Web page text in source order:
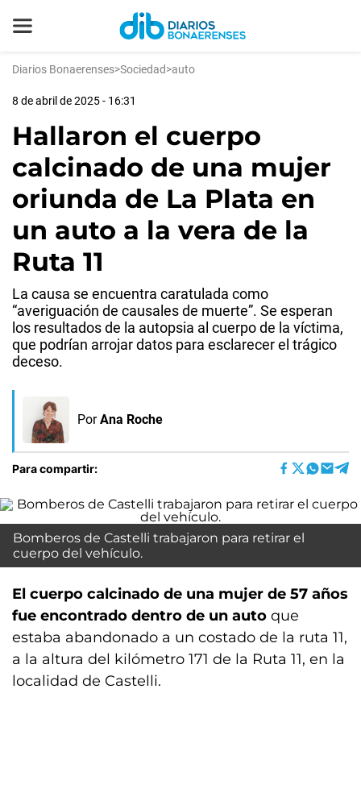
Diarios Bonaerenses>Sociedad>auto
8 de abril de 2025 - 16:31
Hallaron el cuerpo
calcinado de una mujer
oriunda de La Plata en
un auto a la vera de la
Ruta 11
La causa se encuentra caratulada como
“averiguación de causales de muerte”. Se esperan
los resultados de la autopsia al cuerpo de la víctima,
que podrían arrojar datos para esclarecer el trágico
deceso.
Por Ana Roche
Para compartir:
Bomberos de Castelli trabajaron para retirar el
cuerpo del vehículo.
El cuerpo calcinado de una mujer de 57 años
fue encontrado dentro de un auto que
estaba abandonado a un costado de la ruta 11,
a la altura del kilómetro 171 de la Ruta 11, en la
localidad de Castelli.